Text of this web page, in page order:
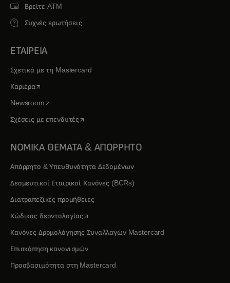
Βρείτε ATM
Συχνές ερωτήσεις
ΕΤΑΙΡΕΙΑ
Σχετικά με τη Mastercard
Καριέραopens in a new tab
Newsroomopens in a new tab
Σχέσεις με επενδυτέςopens in a new tab
ΝΟΜΙΚΑ ΘΕΜΑΤΑ & ΑΠΟΡΡΗΤΟ
Απόρρητο & Υπευθυνότητα Δεδομένων
Δεσμευτικοί Εταιρικοί Κανόνες (BCRs)
Διατραπεζικές προμήθειες
Κώδικας δεοντολογίαςopens in a new tab
Κανόνες Δρομολόγησης Συναλλαγών Mastercard
Επισκόπηση κανονισμών
Προσβασιμότητα στη Mastercard